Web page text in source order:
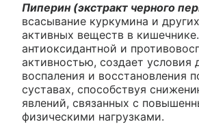
Пиперин (экстракт черного
всасывание куркумина и
активных веществ в
антиоксидантной и
активностью, создает условия
воспаления и восстановления
суставах, способствуя
явлений, связанных с
физическими нагрузками.